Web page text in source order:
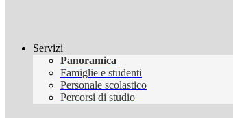
Servizi
Panoramica
Famiglie e studenti
Personale scolastico
Percorsi di studio